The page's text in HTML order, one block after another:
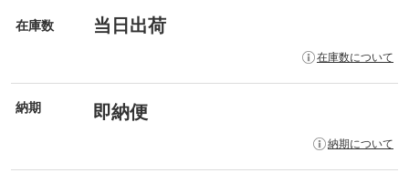
在庫数 当日出荷
在庫数について
納期 即納便
納期について